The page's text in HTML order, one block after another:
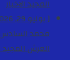
المجيدالاخبار
[ يوليو 29, 2026 ]
محمد السادس
العرش المجيد